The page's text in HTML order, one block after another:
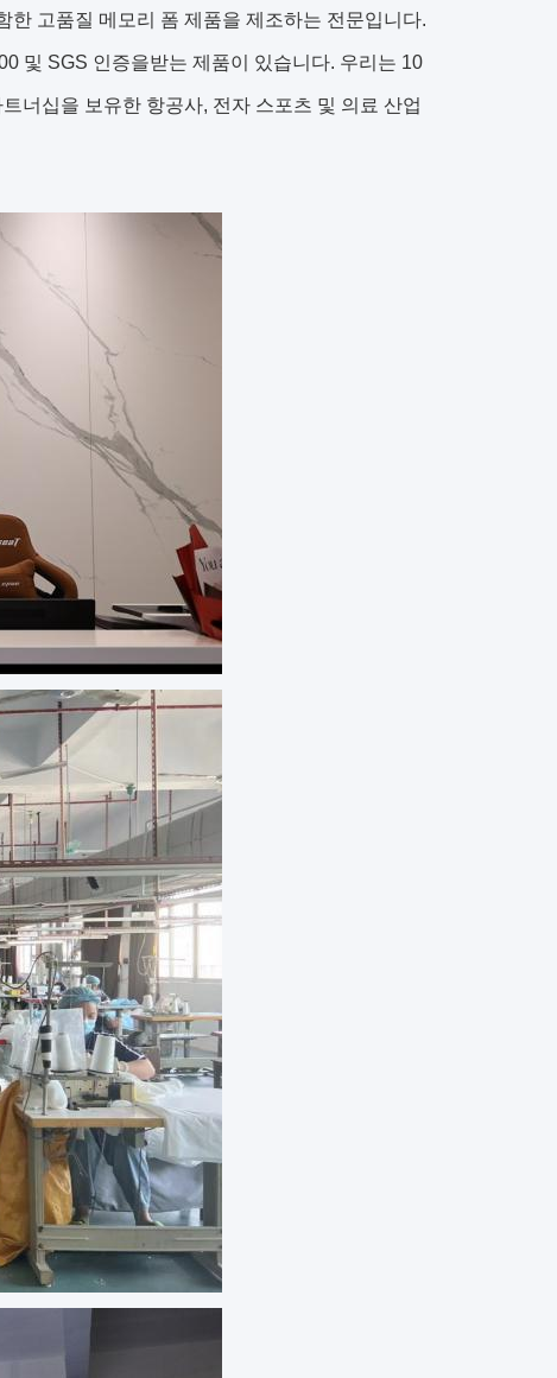
한 고품질 메모리 폼 제품을 제조하는 전문입니다.
및 SGS 인증을받는 제품이 있습니다. 우리는 10
너십을 보유한 항공사, 전자 스포츠 및 의료 산업